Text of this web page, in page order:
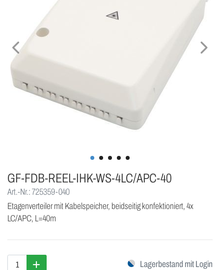
GF-FDB-REEL-IHK-WS-4LC/APC-40
Art.-Nr.: 725359-040
Etagenverteiler mit Kabelspeicher, beidseitig konfektioniert, 4x
LC/APC, L=40m
Lagerbestand mit Login